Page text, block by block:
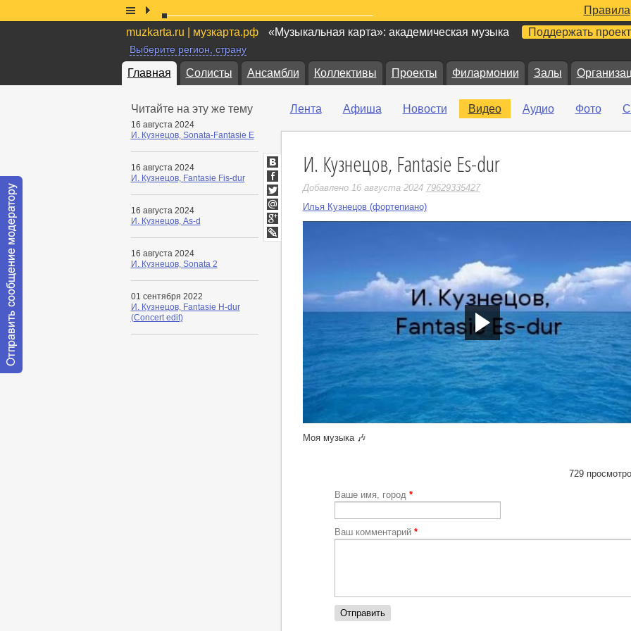
Правила
muzkarta.ru | музкарта.рф
«Музыкальная карта»: академическая музыка Поддержать проект
Выберите регион, страну
Главная Солисты Ансамбли Коллективы Проекты Филармонии Залы
Читайте на эту же тему
16 августа 2024
И. Кузнецов, Sonata-Fantasie E
16 августа 2024
И. Кузнецов, Fantasie Fis-dur
16 августа 2024
И. Кузнецов, As-d
16 августа 2024
И. Кузнецов, Sonata 2
01 сентября 2022
И. Кузнецов, Fantasie H-dur
(Concert edit)
Лента Афиша Новости Видео Аудио Фото
И. Кузнецов, Fantasie Es-dur
Добавлено 16 августа 2024 79629335427
Илья Кузнецов (фортепиано)
Моя музыка 🎶
ВКонтакте
Facebook
Twitter
Мой
Мир
Google+
LiveJournal
729
Ваше имя, город *
Ваш комментарий *